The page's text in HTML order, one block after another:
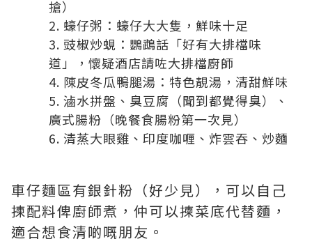
搶）
蠔仔粥：蠔仔大大隻，鮮味十足
豉椒炒蜆：鸚鵡話「好有大排檔味
道」，懷疑酒店請咗大排檔廚師
陳皮冬瓜鴨腿湯：特色靚湯，清甜鮮味
滷水拼盤、臭豆腐（聞到都覺得臭）、
廣式腸粉（晚餐食腸粉第一次見）
清蒸大眼雞、印度咖喱、炸雲吞、炒麵
車仔麵區有銀針粉（好少見），可以自己
揀配料俾廚師煮，仲可以揀菜底代替麵，
適合想食清啲嘅朋友。